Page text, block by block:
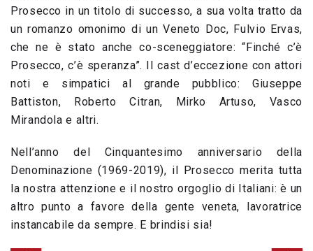
Prosecco in un titolo di successo, a sua volta tratto da
un romanzo omonimo di un Veneto Doc, Fulvio Ervas,
che ne è stato anche co-sceneggiatore: “Finché c’è
Prosecco, c’è speranza”. Il cast d’eccezione con attori
noti e simpatici al grande pubblico: Giuseppe
Battiston, Roberto Citran, Mirko Artuso, Vasco
Mirandola e altri.
Nell’anno del Cinquantesimo anniversario della
Denominazione (1969-2019), il Prosecco merita tutta
la nostra attenzione e il nostro orgoglio di Italiani: è un
altro punto a favore della gente veneta, lavoratrice
instancabile da sempre. E brindisi sia!